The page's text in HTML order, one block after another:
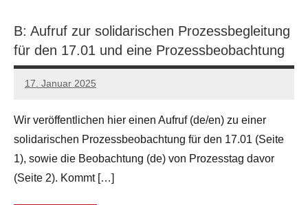
B: Aufruf zur solidarischen Prozessbegleitung
für den 17.01 und eine Prozessbeobachtung
17. Januar 2025
network
Wir veröffentlichen hier einen Aufruf (de/en) zu einer
solidarischen Prozessbeobachtung für den 17.01 (Seite
1), sowie die Beobachtung (de) von Prozesstag davor
(Seite 2). Kommt […]